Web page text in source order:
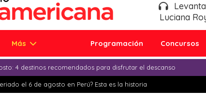
Luciana
Más Programación Concursos
4 destinos recomendados para disfrutar el descanso
el 6 de agosto en Perú? Esta es la historia